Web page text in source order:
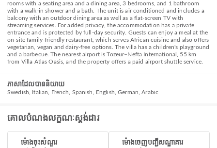
rooms with a seating area and a dining area, 3 bedrooms, and 1 bathroom
with a walk-in shower and a bath. The unit is air conditioned and includes a
balcony with an outdoor dining area as well as a flat-screen TV with
streaming services. For added privacy, the accommodation has a private
entrance and is protected by full-day security. Guests can enjoy a meal at the
on-site family-friendly restaurant, which serves African cuisine and also offers
vegetarian, vegan and dairy-free options. The villa has a children's playground
and a barbecue. The nearest airport is Tozeur–Nefta International, 55 km
from Villa Atlas Oasis, and the property offers a paid airport shuttle service.
ភាសាដែលបាននិយាយ
Swedish, Italian, French, Spanish, English, German, Arabic
គោលបំណងលក្ខណៈស្តង់ដារ
ម៉ោងចុះសំណួរ ម៉ោងចេញបញ្ជីសណ្ឋាគារ